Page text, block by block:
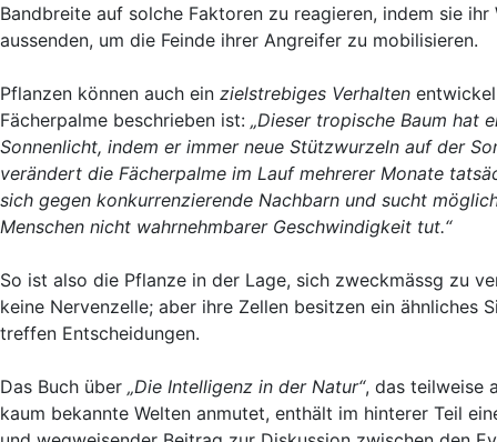
Bandbreite auf solche Faktoren zu reagieren, indem sie
aussenden, um die Feinde ihrer Angreifer zu mobilisieren.
Pflanzen können auch ein zielstrebiges Verhalten
Fächerpalme beschrieben ist: „Dieser tropische Baum hat
Sonnenlicht, indem er immer neue Stützwurzeln auf der
verändert die Fächerpalme im Lauf mehrerer Monate
sich gegen konkurrenzierende Nachbarn und sucht
Menschen nicht wahrnehmbarer Geschwindigkeit tut.“
So ist also die Pflanze in der Lage, sich zweckmässg zu
keine Nervenzelle; aber ihre Zellen besitzen ein ähnliches
treffen Entscheidungen.
Das Buch über „Die Intelligenz in der Natur“, das teilweise
kaum bekannte Welten anmutet, enthält im hinterer Teil